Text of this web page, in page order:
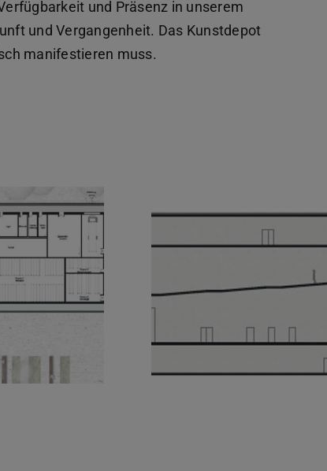
und Präsenz in unserem
und Vergangenheit. Das Kunstdepot
manifestieren muss.